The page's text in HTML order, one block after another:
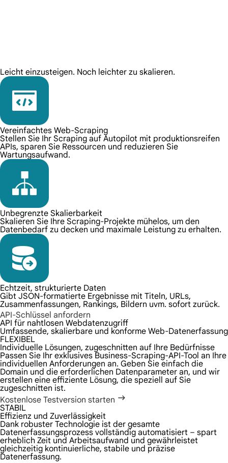
Leicht einzusteigen. Noch leichter zu skalieren.
Vereinfachtes Web-Scraping
Stellen Sie Ihr Scraping auf Autopilot mit produktionsreifen
APIs, sparen Sie Ressourcen und reduzieren Sie
Wartungsaufwand.
Unbegrenzte Skalierbarkeit
Skalieren Sie Ihre Scraping-Projekte mühelos, um den
Datenbedarf zu decken und maximale Leistung zu erhalten.
Echtzeit, strukturierte Daten
Gibt JSON-formatierte Ergebnisse mit Titeln, URLs,
Zusammenfassungen, Rankings, Bildern uvm. sofort zurück.
API-Schlüssel anfordern
API für nahtlosen Webdatenzugriff
Umfassende, skalierbare und konforme Web-Datenerfassung
FLEXIBEL
Individuelle Lösungen, zugeschnitten auf Ihre Bedürfnisse
Passen Sie Ihr exklusives Business-Scraping-API-Tool an Ihre
individuellen Anforderungen an. Geben Sie einfach die
Domain und die erforderlichen Datenparameter an, und wir
erstellen eine effiziente Lösung, die speziell auf Sie
zugeschnitten ist.
Kostenlose Testversion starten
STABIL
Effizienz und Zuverlässigkeit
Dank robuster Technologie ist der gesamte
Datenerfassungsprozess vollständig automatisiert – spart
erheblich Zeit und Arbeitsaufwand und gewährleistet
gleichzeitig kontinuierliche, stabile und präzise
Datenerfassung.